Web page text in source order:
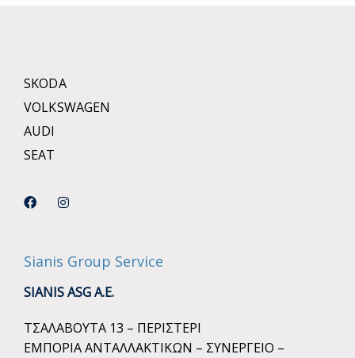
SKODA
VOLKSWAGEN
AUDI
SEAT
Sianis Group Service
SIANIS ASG A.E.
ΤΣΑΛΑΒΟΥΤΑ 13 – ΠΕΡΙΣΤΕΡΙ
ΕΜΠΟΡΙΑ ΑΝΤΑΛΛΑΚΤΙΚΩΝ – ΣΥΝΕΡΓΕΙΟ –